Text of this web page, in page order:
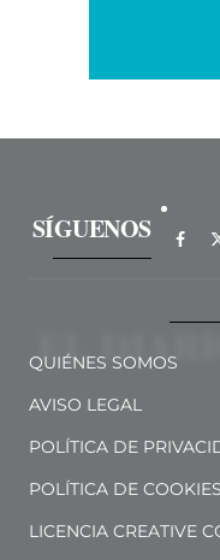
SÍGUENOS
QUIÉNES SOMOS
AVISO LEGAL
POLÍTICA DE
POLÍTICA DE COOKIES
LICENCIA CREATIVE